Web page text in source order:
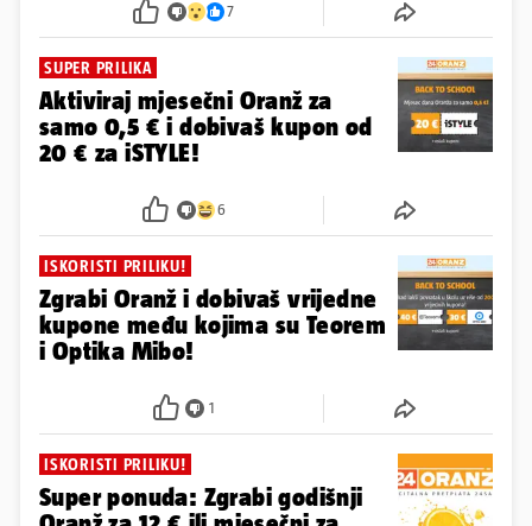
7
SUPER PRILIKA
Aktiviraj mjesečni Oranž za
samo 0,5 € i dobivaš kupon od
20 € za iSTYLE!
6
ISKORISTI PRILIKU!
Zgrabi Oranž i dobivaš vrijedne
kupone među kojima su Teorem
i Optika Mibo!
1
ISKORISTI PRILIKU!
Super ponuda: Zgrabi godišnji